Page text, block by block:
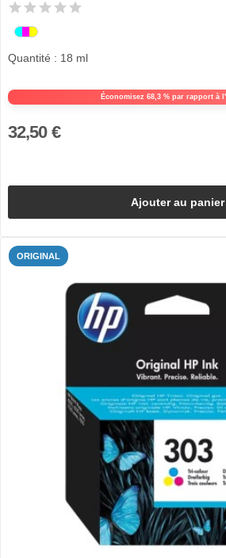
Économisez 68,3 % par rapport à
Quantité : 18 ml
32,50 €
Ajouter au panier
ORIGINAL